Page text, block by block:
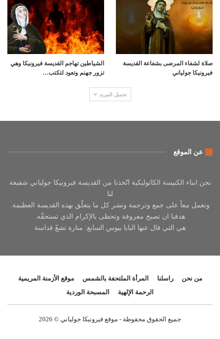
صلاة لشفاء المرضى بشفاعة القديسة
فيرونيكا جولياني
الشياطين تهاجم القديسة فيرونيكا وهي
تزور جهنم وتعود لتكتب…
تحميل المزيد
عن الموقع
نحن ابناء الكنيسة الكاثوليكية اتّخذنا من القديسة فيرونيكا جولياني شفيعة
لنا
ونعمل معاً على جمع وترجمة ونشر كل ما يتعلّق بهذه القديسة العظيمة.
هدفنا ان تصبح معروفة وتحظى بالإكرام الذي تستحقّه.
هي التي قال عنها البابا بيوس السابع: منارة تشعّ قداسة
من نحن راسلنا المرأة الملتحفة بالشمس
موقع الأزمنة المريمية
الرحمة الإلهية
المسبحة الوردية
جميع الحقوق محفوظة - موقع فيرونيكا جولياني © 2026